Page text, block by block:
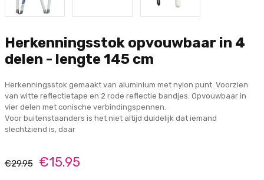
Herkenningsstok opvouwbaar in 4
delen - lengte 145 cm
Herkenningsstok gemaakt van aluminium met nylon punt. Voorzien
van witte reflectietape en 2 rode reflectie bandjes. Opvouwbaar in
vier delen met conische verbindingspennen.
Voor buitenstaanders is het niet altijd duidelijk dat iemand
slechtziend is, daar
€29.95 €15.95